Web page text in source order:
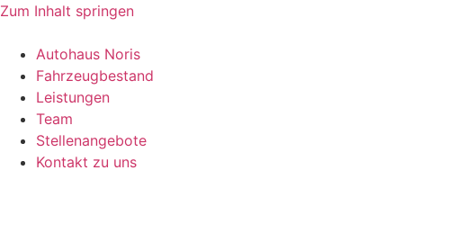
Zum Inhalt springen
Autohaus Noris
Fahrzeugbestand
Leistungen
Team
Stellenangebote
Kontakt zu uns